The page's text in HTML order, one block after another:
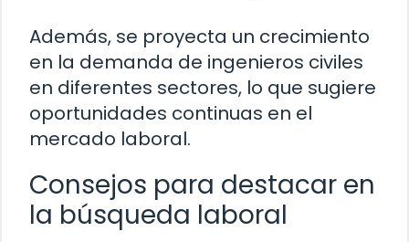
Además, se proyecta un crecimiento
en la demanda de ingenieros civiles
en diferentes sectores, lo que sugiere
oportunidades continuas en el
mercado laboral.
Consejos para destacar en
la búsqueda laboral